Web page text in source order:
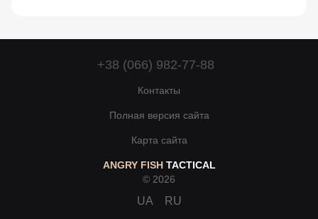
+38 (066) 982-77-88
Контакты
Полная версия сайта
Карта сайта
ANGRY FISH TACTICAL
© 2026
UA RU